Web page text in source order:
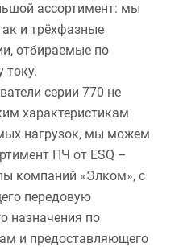
ассортимент: мы
и трёхфазные
отбираемые по
току.
серии 770 не
характеристикам
нагрузок, мы можем
ПЧ от ESQ –
компаний «Элком», с
передовую
назначения по
и предоставляющего